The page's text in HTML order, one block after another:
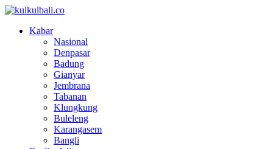
Kabar
Nasional
Denpasar
Badung
Gianyar
Jembrana
Tabanan
Klungkung
Buleleng
Karangasem
Bangli